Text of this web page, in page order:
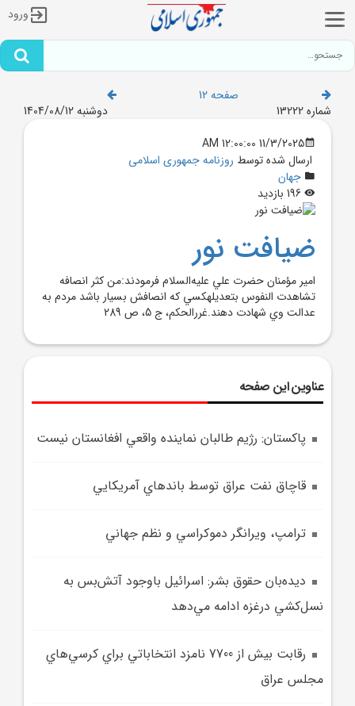
ورود
صفحه 12
شماره 13222
دوشنبه 1404/08/12
11/3/2025 12:00:00 AM
ارسال شده توسط روزنامه جمهوری اسلامی
جهان
ضيافت نور
امير مؤمنان حضرت علي عليه‌السلام فرمودند:من کثر انصافه
تشاهدت النفوس بتعديلهکسي که انصافش بسيار باشد مردم به
عدالت وي شهادت دهند.غررالحکم، ج 5، ص 289
عناوین این صفحه
پاکستان: رژيم طالبان نماينده واقعي افغانستان نيست
قاچاق نفت عراق توسط باندهاي آمريکايي
ترامپ، ويرانگر دموکراسي و نظم جهاني
ديده‌بان حقوق بشر: اسرائيل باوجود آتش‌بس به
نسل‌کشي درغزه ادامه مي‌دهد
رقابت بيش از 7700 نامزد انتخاباتي براي کرسي‌هاي
مجلس عراق